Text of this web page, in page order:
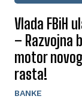
Vlada FBiH
– Razvojna
motor
rasta!
BANKE